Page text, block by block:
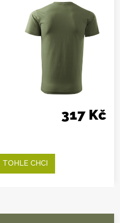
317 Kč
TOHLE CHCI